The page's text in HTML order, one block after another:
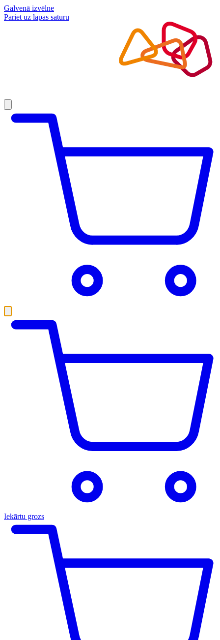
Galvenā izvēlne
Pāriet uz lapas saturu
Iekārtu grozs